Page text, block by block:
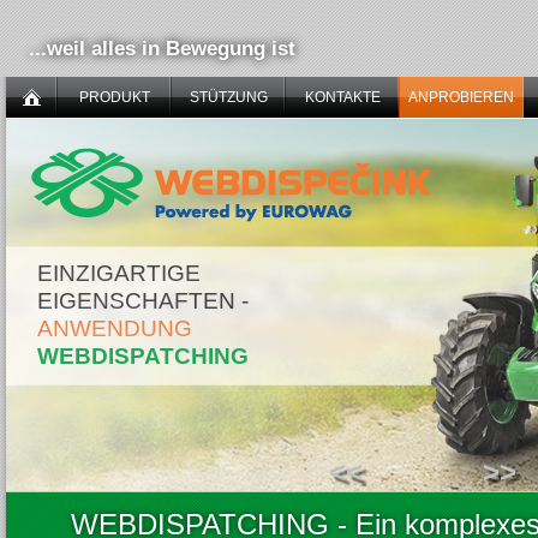
...weil alles in Bewegung ist
PRODUKT STÜTZUNG KONTAKTE ANPROBIEREN
EINZIGARTIGE
EIGENSCHAFTEN -
ANWENDUNG
WEBDISPATCHING
<<
>>
WEBDISPATCHING - Ein